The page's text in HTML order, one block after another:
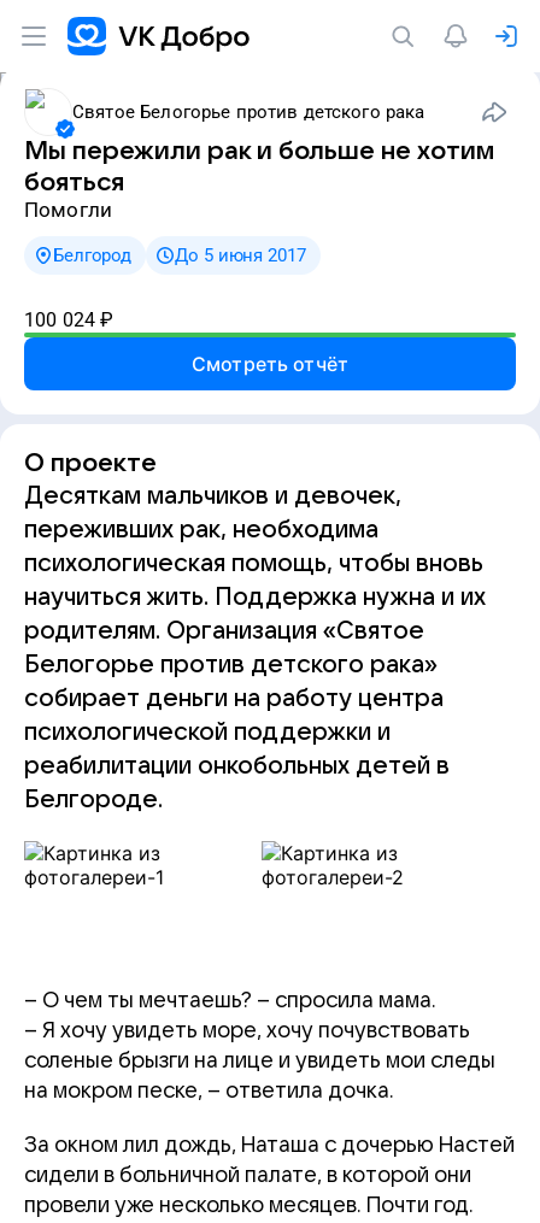
Святое Белогорье против детского рака
Мы пережили рак и больше не хотим
бояться
Помогли
Белгород До 5 июня 2017
100 024 ₽
Смотреть отчёт
О проекте
Десяткам мальчиков и девочек,
переживших рак, необходима
психологическая помощь, чтобы вновь
научиться жить. Поддержка нужна и их
родителям. Организация «Святое
Белогорье против детского рака»
собирает деньги на работу центра
психологической поддержки и
реабилитации онкобольных детей в
Белгороде.
– О чем ты мечтаешь? – спросила мама.
– Я хочу увидеть море, хочу почувствовать
соленые брызги на лице и увидеть мои следы
на мокром песке, – ответила дочка.
За окном лил дождь, Наташа с дочерью Настей
сидели в больничной палате, в которой они
провели уже несколько месяцев. Почти год.